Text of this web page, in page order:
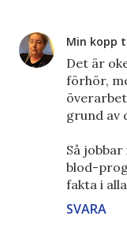
Min kopp
Det är
förhör,
grund av
Så
blod-
fakta i
SVARA